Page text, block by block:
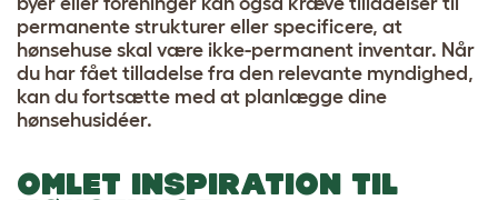
permanente strukturer eller specificere, at
hønsehuse skal være ikke-permanent inventar. Når
du har fået tilladelse fra den relevante myndighed,
kan du fortsætte med at planlægge dine
hønsehusidéer.
OMLET INSPIRATION TIL